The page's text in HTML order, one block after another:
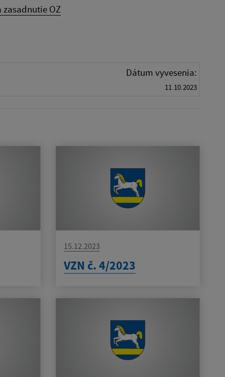
zasadnutie OZ
Dátum vyvesenia:
11.10.2023
15.12.2023
VZN č. 4/2023